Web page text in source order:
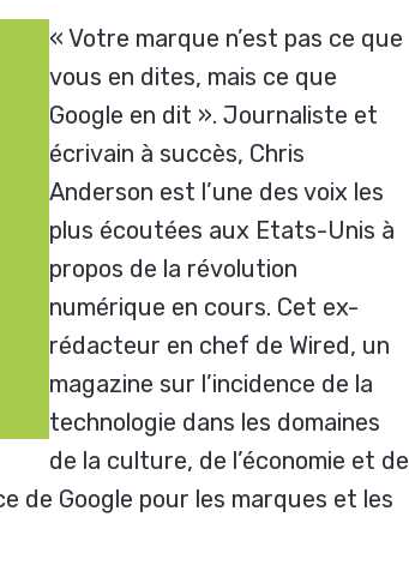
« Votre marque n’est pas ce que
vous en dites, mais ce que
Google en dit ». Journaliste et
écrivain à succès, Chris
Anderson est l’une des voix les
plus écoutées aux Etats-Unis à
propos de la révolution
numérique en cours. Cet ex-
rédacteur en chef de Wired, un
magazine sur l’incidence de la
technologie dans les domaines
de la culture, de l’économie et de
de Google pour les marques et les